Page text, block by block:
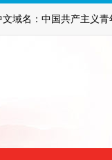
域名：中国共产主义青